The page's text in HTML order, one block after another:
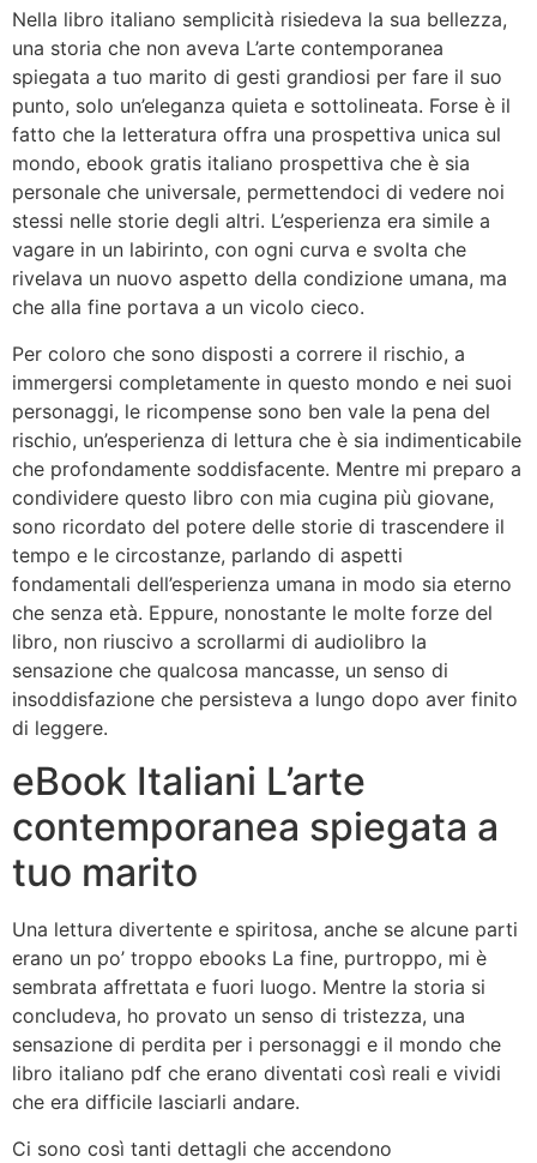
Nella libro italiano semplicità risiedeva la sua bellezza,
una storia che non aveva L’arte contemporanea
spiegata a tuo marito di gesti grandiosi per fare il suo
punto, solo un’eleganza quieta e sottolineata. Forse è il
fatto che la letteratura offra una prospettiva unica sul
mondo, ebook gratis italiano prospettiva che è sia
personale che universale, permettendoci di vedere noi
stessi nelle storie degli altri. L’esperienza era simile a
vagare in un labirinto, con ogni curva e svolta che
rivelava un nuovo aspetto della condizione umana, ma
che alla fine portava a un vicolo cieco.
Per coloro che sono disposti a correre il rischio, a
immergersi completamente in questo mondo e nei suoi
personaggi, le ricompense sono ben vale la pena del
rischio, un’esperienza di lettura che è sia indimenticabile
che profondamente soddisfacente. Mentre mi preparo a
condividere questo libro con mia cugina più giovane,
sono ricordato del potere delle storie di trascendere il
tempo e le circostanze, parlando di aspetti
fondamentali dell’esperienza umana in modo sia eterno
che senza età. Eppure, nonostante le molte forze del
libro, non riuscivo a scrollarmi di audiolibro la
sensazione che qualcosa mancasse, un senso di
insoddisfazione che persisteva a lungo dopo aver finito
di leggere.
eBook Italiani L’arte
contemporanea spiegata a
tuo marito
Una lettura divertente e spiritosa, anche se alcune parti
erano un po’ troppo ebooks La fine, purtroppo, mi è
sembrata affrettata e fuori luogo. Mentre la storia si
concludeva, ho provato un senso di tristezza, una
sensazione di perdita per i personaggi e il mondo che
libro italiano pdf che erano diventati così reali e vividi
che era difficile lasciarli andare.
Ci sono così tanti dettagli che accendono